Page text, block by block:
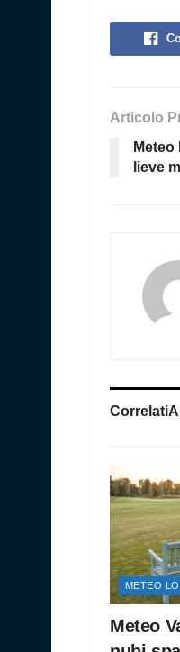
Articolo
lieve
Correlati
METEO
Meteo